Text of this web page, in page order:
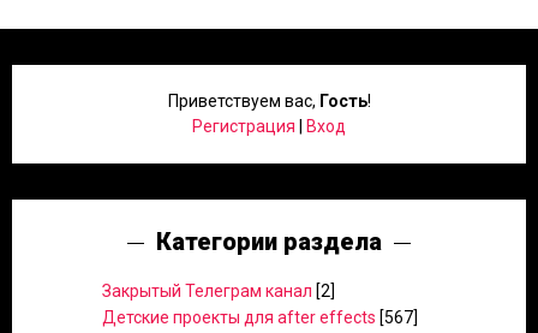
Приветствуем вас, Гость!
Регистрация
Вход
Категории раздела
Закрытый Телеграм канал [2]
Детские проекты для after effects [567]